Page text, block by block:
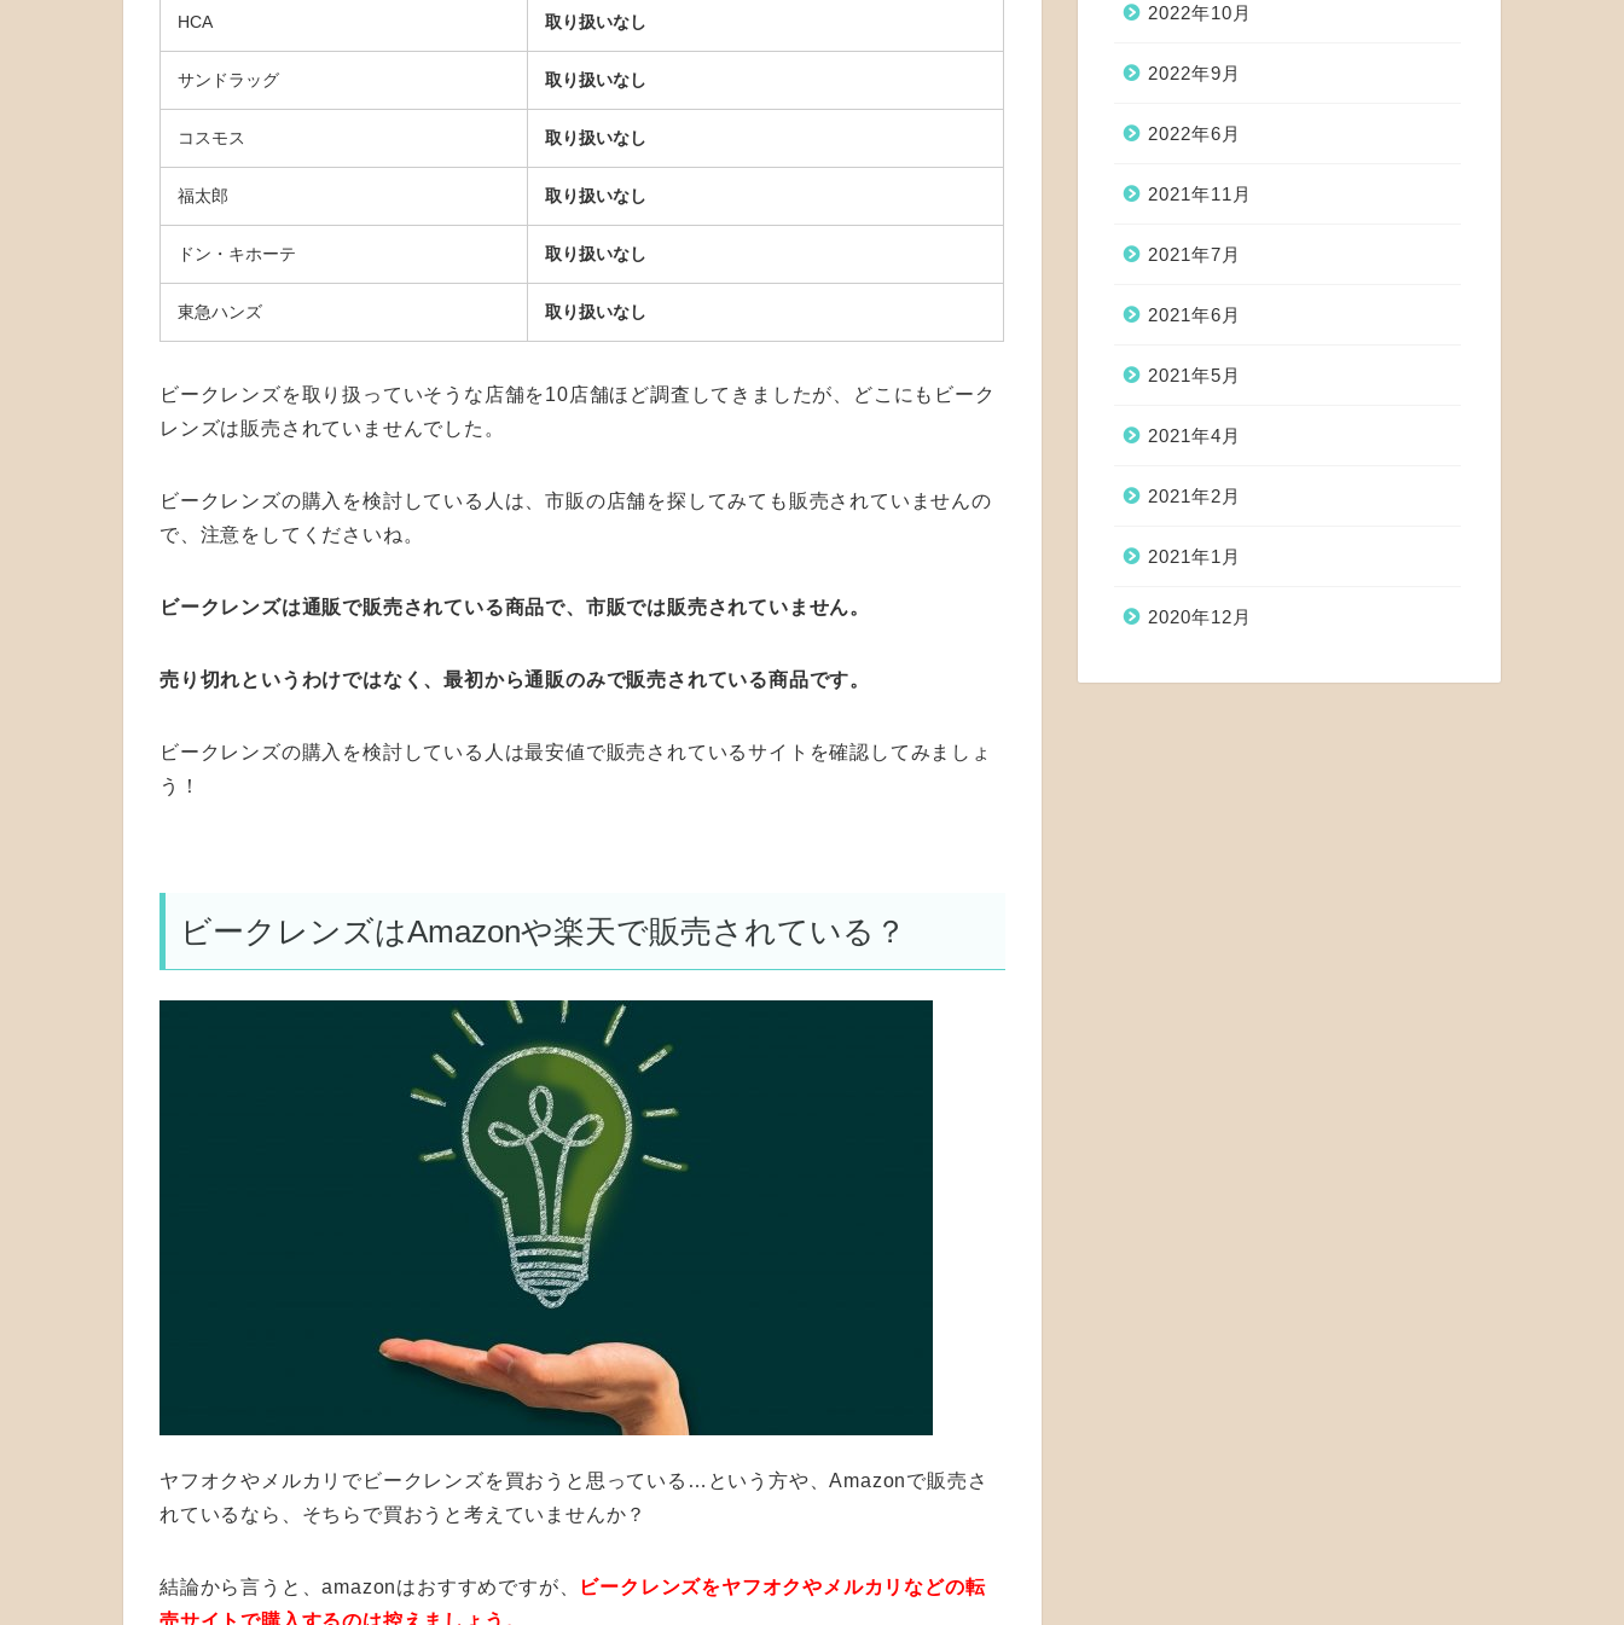
HCA 取り扱いなし
サンドラッグ 取り扱いなし
コスモス 取り扱いなし
福太郎 取り扱いなし
ドン・キホーテ 取り扱いなし
東急ハンズ 取り扱いなし
ビークレンズを取り扱っていそうな店舗を10店舗ほど調査してきましたが、どこにもビーク
レンズは販売されていませんでした。
ビークレンズの購入を検討している人は、市販の店舗を探してみても販売されていませんの
で、注意をしてくださいね。
ビークレンズは通販で販売されている商品で、市販では販売されていません。
売り切れというわけではなく、最初から通販のみで販売されている商品です。
ビークレンズの購入を検討している人は最安値で販売されているサイトを確認してみましょ
う！
ビークレンズはAmazonや楽天で販売されている？
ヤフオクやメルカリでビークレンズを買おうと思っている…という方や、Amazonで販売さ
れているなら、そちらで買おうと考えていませんか？
結論から言うと、amazonはおすすめですが、
ビークレンズをヤフオクやメルカリなどの転
2022年10月
2022年9月
2022年6月
2021年11月
2021年7月
2021年6月
2021年5月
2021年4月
2021年2月
2021年1月
2020年12月